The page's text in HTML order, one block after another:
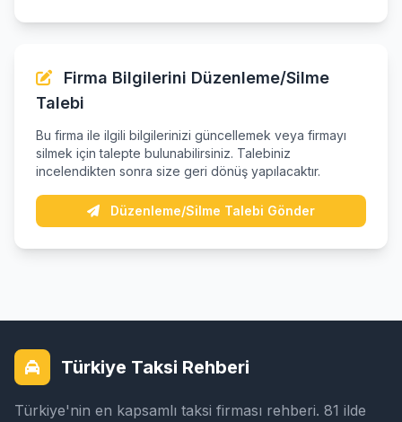
Firma Bilgilerini Düzenleme/Silme
Talebi
Bu firma ile ilgili bilgilerinizi güncellemek veya firmayı
silmek için talepte bulunabilirsiniz. Talebiniz
incelendikten sonra size geri dönüş yapılacaktır.
Düzenleme/Silme Talebi Gönder
Türkiye Taksi Rehberi
Türkiye'nin en kapsamlı taksi firması rehberi. 81 ilde